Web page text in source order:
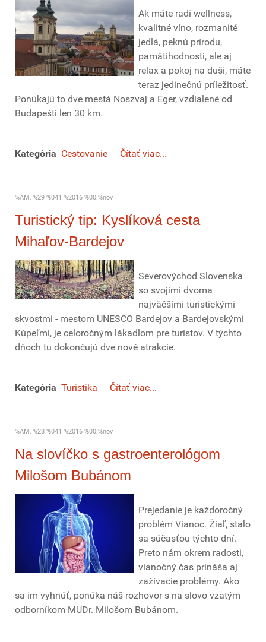
Ak máte radi wellness,
kvalitné víno, rozmanité
jedlá, peknú prírodu,
pamätihodnosti, ale aj
relax a pokoj na duši, máte
teraz jedinečnú príležitosť.
Ponúkajú to dve mestá Noszvaj a Eger, vzdialené od
Budapešti len 30 km.
Kategória Cestovanie Čítať viac...
%AM, %29 %041 %2016 %00:%nov
Turistický tip: Kyslíková cesta
Mihaľov-Bardejov
Severovýchod Slovenska
so svojimi dvoma
najväčšími turistickými
skvostmi - mestom UNESCO Bardejov a Bardejovskými
Kúpeľmi, je celoročným lákadlom pre turistov. V týchto
dňoch tu dokončujú dve nové atrakcie.
Kategória Turistika Čítať viac...
%AM, %28 %041 %2016 %00:%nov
Na slovíčko s gastroenterológom
Milošom Bubánom
Prejedanie je každoročný
problém Vianoc. Žiaľ, stalo
sa súčasťou týchto dní.
Preto nám okrem radosti,
vianočný čas prináša aj
zažívacie problémy. Ako
sa im vyhnúť, ponúka náš rozhovor s na slovo vzatým
odborníkom MUDr. Milošom Bubánom.